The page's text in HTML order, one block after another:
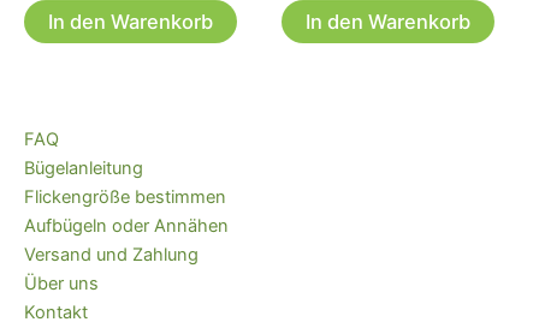
In den Warenkorb In den Warenkorb
FAQ
Bügelanleitung
Flickengröße bestimmen
Aufbügeln oder Annähen
Versand und Zahlung
Über uns
Kontakt